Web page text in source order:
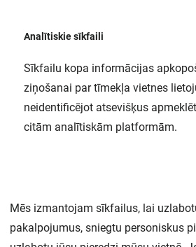
Preču reklamācijas un
Pārdošanas
Analītiskie sīkfaili
Sīkfailu kopa informācijas
ziņošanai par tīmekļa vietnes
neidentificējot atsevišķus
citām analītiskām platformām.
Mēs izmantojam sīkfailus, lai
pakalpojumus, sniegtu personiskus